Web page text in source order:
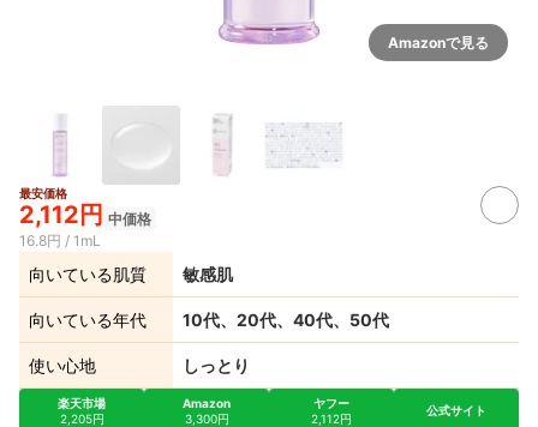
Amazonで見る
最安価格
2,112円 中価格
16.8円 / 1mL
向いている肌質 敏感肌
向いている年代 10代、20代、40代、50代
使い心地 しっとり
楽天市場
2,205円
Amazon
3,300円
ヤフー
2,112円
公式サイト